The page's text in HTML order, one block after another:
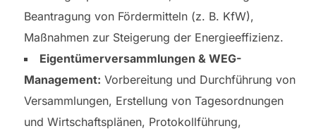
Beantragung von Fördermitteln (z. B. KfW),
Maßnahmen zur Steigerung der Energieeffizienz.
Eigentümerversammlungen & WEG-
Management: Vorbereitung und Durchführung von
Versammlungen, Erstellung von Tagesordnungen
und Wirtschaftsplänen, Protokollführung,